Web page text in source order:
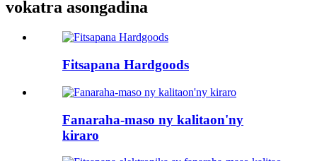
vokatra asongadina
Fitsapana Hardgoods
Fanaraha-maso ny kalitaon'ny
kiraro